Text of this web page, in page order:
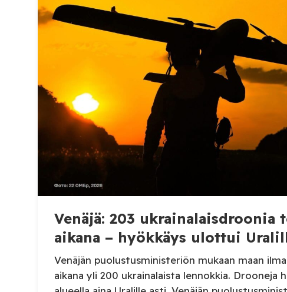
Venäjä: 203
aikana – hyökkäys ulottui
Venäjän puolustusministeriön mukaan maan
aikana yli 200 ukrainalaista lennokkia. Drooneja